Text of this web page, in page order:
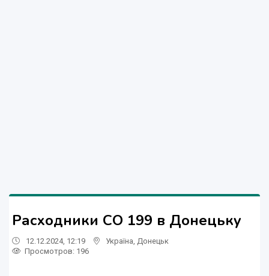
Расходники СО 199 в Донецьку
12.12.2024, 12:19 Україна Донецьк
Просмотров: 196